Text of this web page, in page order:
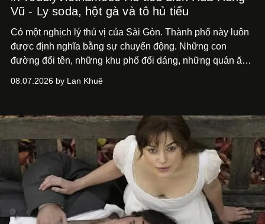
Vũ - Ly soda, hột gà và tô hủ tiếu
Có một nghịch lý thú vị của Sài Gòn. Thành phố này luôn
được định nghĩa bằng sự chuyển động. Những con
đường đổi tên, những khu phố đổi dáng, những quán ăn
nói về cái mới, về xu hướng tiếp theo, về những điều
08.07.2026 by Lan Khuê